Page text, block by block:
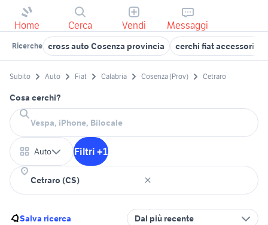
Home Cerca Vendi Messaggi
Ricerche cross auto Cosenza provincia cerchi fiat accessori
Subito Auto Fiat Calabria Cosenza (Prov) Cetraro
Cosa cerchi?
Auto Filtri +1
Salva ricerca Dal più recente